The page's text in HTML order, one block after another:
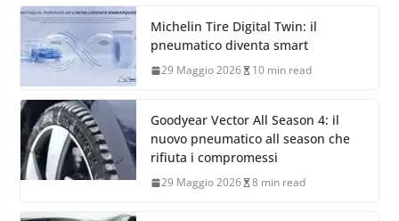
Michelin Tire Digital Twin: il
pneumatico diventa smart
29 Maggio 2026 10 min read
Goodyear Vector All Season 4: il
nuovo pneumatico all season che
rifiuta i compromessi
29 Maggio 2026 8 min read